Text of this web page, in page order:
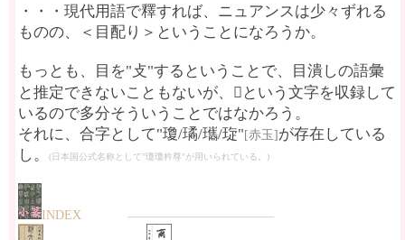
・・・現代用語で釋すれば、ニュアンスは少々ずれる
ものの、＜目配り＞ということになろうか。
もっとも、目を"攴"するということで、目潰しの語彙
と推定できないこともないが、𡙋という文字を収録して
いるので多分そういうことではなかろう。
それに、合字として"瓊/璚/瓗/琁" [赤玉] が存在している
し。
(日本国公式名称として"瓊瓊杵尊"が用いられている。)
INDEX ------------------------------------------------------